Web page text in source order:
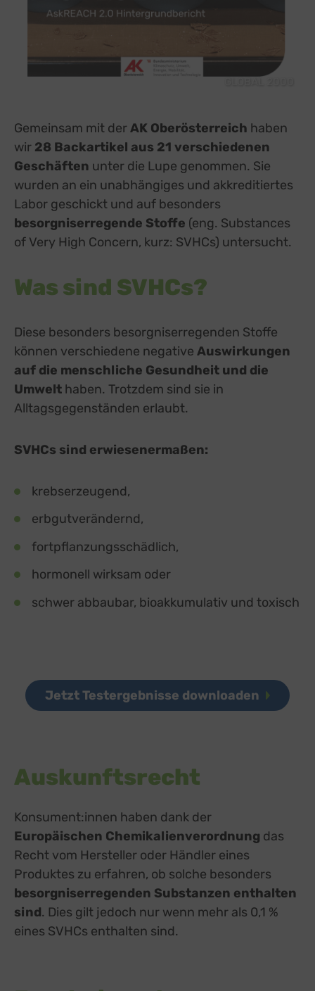
Gemeinsam mit derAK Oberösterreich haben
wir 28 Backartikel aus 21 verschiedenen
Geschäften unter die Lupe genommen. Sie
wurden an ein unabhängiges und akkreditiertes
Labor geschickt und auf besonders
besorgniserregende Stoffe (eng. Substances
of Very High Concern, kurz: SVHCs) untersucht.
Was sind SVHCs?
Diese besonders besorgniserregenden Stoffe
können verschiedene negative Auswirkungen
auf die menschliche Gesundheit und die
Umwelt haben. Trotzdem sind sie in
Alltagsgegenständen erlaubt.
SVHCs sind erwiesenermaßen:
krebserzeugend,
erbgutverändernd,
fortpflanzungsschädlich,
hormonell wirksam oder
schwer abbaubar, bioakkumulativ und toxisch
Jetzt Testergebnisse downloaden
Auskunftsrecht
Konsument:innen haben dank der
Europäischen Chemikalienverordnung das
Recht vom Hersteller oder Händler eines
Produktes zu erfahren, ob solche besonders
besorgniserregenden Substanzen enthalten
sind. Dies gilt jedoch nur wenn mehr als 0,1 %
eines SVHCs enthalten sind.